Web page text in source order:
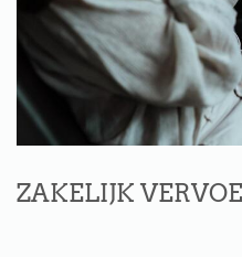
ZAKELIJK